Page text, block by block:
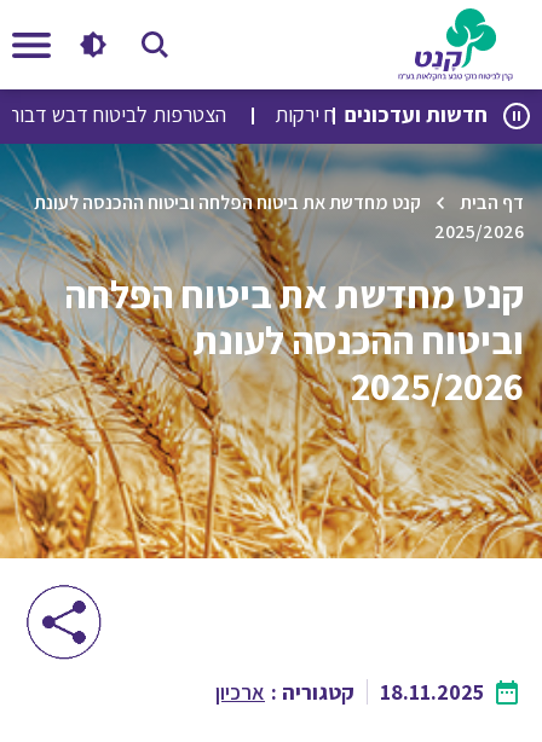
דלג
לתוכן
דלג
לניווט
חדשות ועדכונים
הצטרפות לביטוח ירקות הצטרפות לביטוח דבש דבורים
דף הבית
קנט מחדשת את ביטוח הפלחה וביטוח ההכנסה לעונת
2025/2026
קנט מחדשת את ביטוח הפלחה
וביטוח ההכנסה לעונת
2025/2026
18.11.2025 קטגוריה : ארכיון